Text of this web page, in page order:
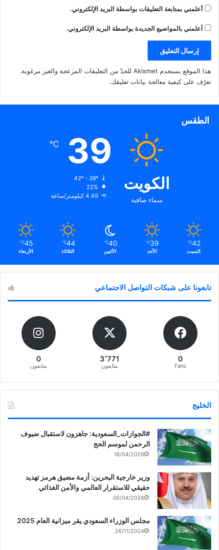
ج
د
د
ة
ة
)
د
ة
ملايين و 999 ألف جرعة من
المملكة المتحدة
أعلمني بمتابعة التعليقات بواسطة البريد الإلكتروني.
أعلمني بالمواضيع الجديدة بواسطة البريد الإلكتروني.
هذا الموقع يستخدم Akismet للحدّ من التعليقات المزعجة والغير مرغوبة.
تعرّف على كيفية معالجة بيانات تعليقك.
الطقس
الكويت
سماء صافية
39
℃
22%
4.49 كيلومتر/ساعة
42
℃
السبت
39
℃
الأحد
40
℃
الأثنين
44
℃
الثلاثاء
45
℃
الأربعاء
تابعونا على شبكات التواصل الاجتماعي
0
Fans
3٬771
متابعون
0
متابعون
الخليج
‏‎#الجوازات_السعودية: جاهزون لاستقبال ضيوف
الرحمن لموسم الحج
18/04/2026
وزير خارجية البحرين: أزمة مضيق هرمز تهديد
حقيقي للاستقرار العالمي والأمن الغذائي
06/04/2026
مجلس الوزراء السعودي يقر ميزانية العام 2025
26/11/2024